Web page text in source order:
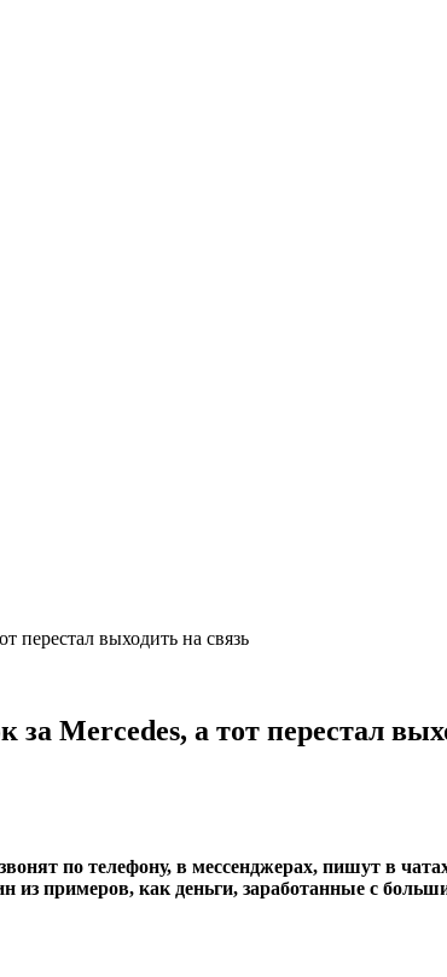
перестал выходить на связь
за Mercedes, а тот перестал
по телефону, в мессенджерах, пишут в
из примеров, как деньги, заработанные с